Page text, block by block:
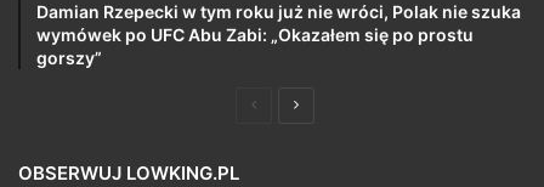
Damian Rzepecki w tym roku już nie wróci, Polak nie szuka
wymówek po UFC Abu Zabi: „Okazałem się po prostu
gorszy”
PoprzedniaNastępna
OBSERWUJ LOWKING.PL